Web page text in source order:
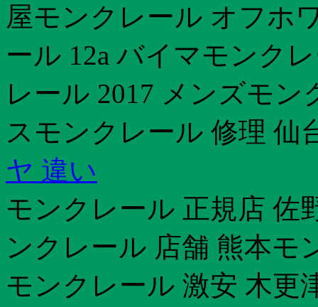
屋モンクレール オフホ
ール 12a バイマモンク
レール 2017 メンズモ
スモンクレール 修理 仙
ヤ 違い
モンクレール 正規店 佐
ンクレール 店舗 熊本モ
モンクレール 激安 木更